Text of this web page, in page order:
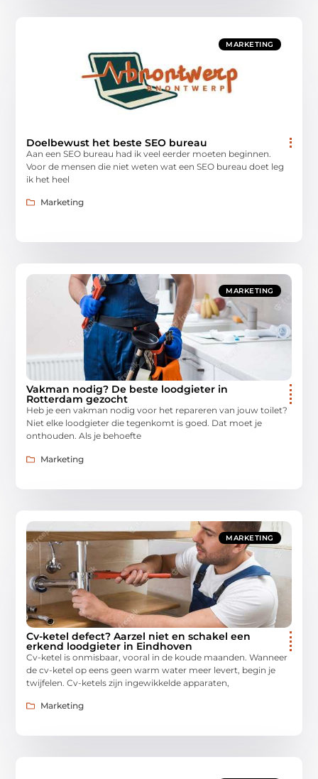
MARKETING
Doelbewust het beste SEO bureau
Aan een SEO bureau had ik veel eerder moeten beginnen.
Voor de mensen die niet weten wat een SEO bureau doet leg
ik het heel
Marketing
MARKETING
Vakman nodig? De beste loodgieter in
Rotterdam gezocht
Heb je een vakman nodig voor het repareren van jouw toilet?
Niet elke loodgieter die tegenkomt is goed. Dat moet je
onthouden. Als je behoefte
Marketing
MARKETING
Cv-ketel defect? Aarzel niet en schakel een
erkend loodgieter in Eindhoven
Cv-ketel is onmisbaar, vooral in de koude maanden. Wanneer
de cv-ketel op eens geen warm water meer levert, begin je
twijfelen. Cv-ketels zijn ingewikkelde apparaten,
Marketing